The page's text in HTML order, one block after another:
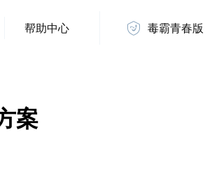
帮助中心 毒霸青春版
案